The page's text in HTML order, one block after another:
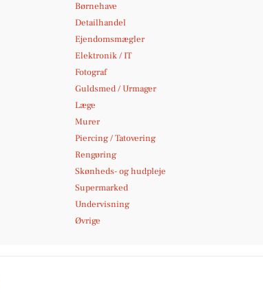
Børnehave
Detailhandel
Ejendomsmægler
Elektronik / IT
Fotograf
Guldsmed / Urmager
Læge
Murer
Piercing / Tatovering
Rengøring
Skønheds- og hudpleje
Supermarked
Undervisning
Øvrige